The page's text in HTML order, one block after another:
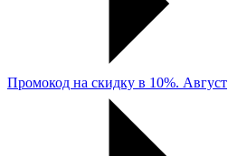
Промокод на скидку в 10%. Август